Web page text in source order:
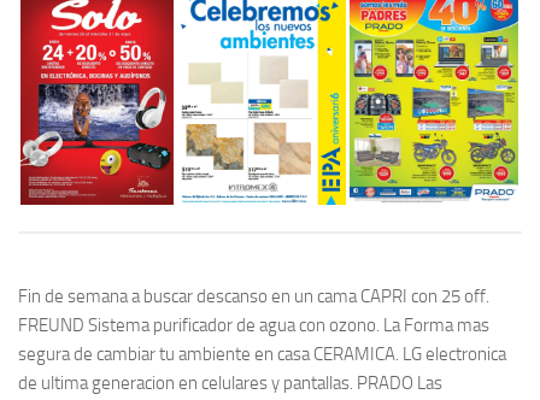
Fin de semana a buscar descanso en un cama CAPRI con 25 off.
FREUND Sistema purificador de agua con ozono. La Forma mas
segura de cambiar tu ambiente en casa CERAMICA. LG electronica
de ultima generacion en celulares y pantallas. PRADO Las